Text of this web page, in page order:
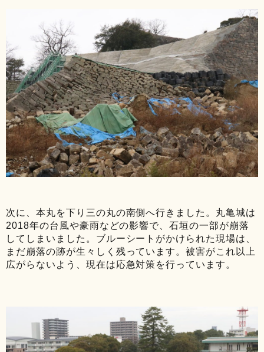
次に、本丸を下り三の丸の南側へ行きました。丸亀城は
2018年の台風や豪雨などの影響で、石垣の一部が崩落
してしまいました。ブルーシートがかけられた現場は、
まだ崩落の跡が生々しく残っています。被害がこれ以上
広がらないよう、現在は応急対策を行っています。